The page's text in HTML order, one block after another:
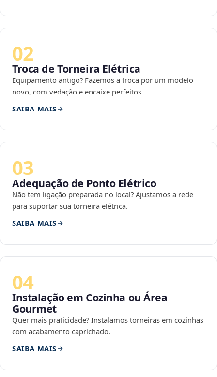
02
Troca de Torneira Elétrica
Equipamento antigo? Fazemos a troca por um modelo
novo, com vedação e encaixe perfeitos.
SAIBA MAIS
03
Adequação de Ponto Elétrico
Não tem ligação preparada no local? Ajustamos a rede
para suportar sua torneira elétrica.
SAIBA MAIS
04
Instalação em Cozinha ou Área
Gourmet
Quer mais praticidade? Instalamos torneiras em cozinhas
com acabamento caprichado.
SAIBA MAIS